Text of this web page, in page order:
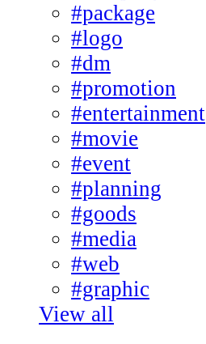
#package
#logo
#dm
#promotion
#entertainment
#movie
#event
#planning
#goods
#media
#web
#graphic
View all